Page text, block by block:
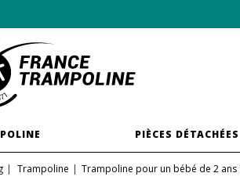
PIÈCES DÉTACHÉES
Trampoline Trampoline pour un bébé de 2 ans